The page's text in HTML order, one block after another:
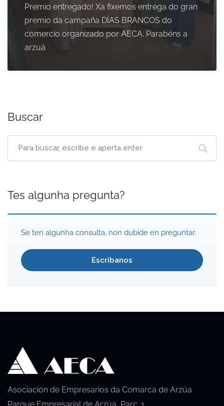
Premio entregado! Xa fixemos entrega do gran
premio da campaña DÍAS BRANCOS do
comercio organizado por AECA. Parabéns a
arzuá
Buscar
Tes algunha pregunta?
Se ten algunha consulta, non dubide en preguntar.
Escríbanos
Asociación de Empresarios da Comarca de Arzúa